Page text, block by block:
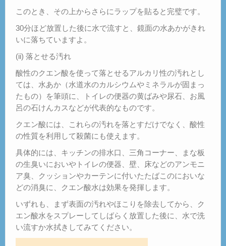
このとき、その上からさらにラップを貼ると完璧です。
30分ほど放置した後に水で流すと、鏡面の水あかがきれ
いに落ちていますよ。
(ii) 落とせる汚れ
酸性のクエン酸を使って落とせるアルカリ性の汚れとし
ては、水あか（水道水のカルシウムやミネラルが固まっ
たもの）を筆頭に、トイレの便器の黄ばみや尿石、お風
呂の石けんカスなどが代表的なものです。
クエン酸には、これらの汚れを落とすだけでなく、酸性
の性質を利用して殺菌にも使えます。
具体的には、キッチンの排水口、三角コーナー、まな板
の生臭いにおいやトイレの便器、壁、床などのアンモニ
ア臭、クッションやカーテンに付いたたばこのにおいな
どの消臭に、クエン酸水は効果を発揮します。
いずれも、まず表面の汚れやほこりを除去してから、ク
エン酸水をスプレーしてしばらく放置した後に、水で洗
い流すか水拭きしてみてください。